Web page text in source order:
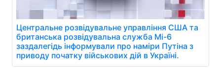
Центральне розвідувальне управління США та
британська розвідувальна служба Мі-6
заздалегідь інформували про наміри Путіна з
приводу початку військових дій в Україні.